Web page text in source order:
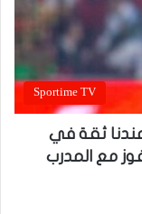
Sportime TV
ثقة في
مع المدرب